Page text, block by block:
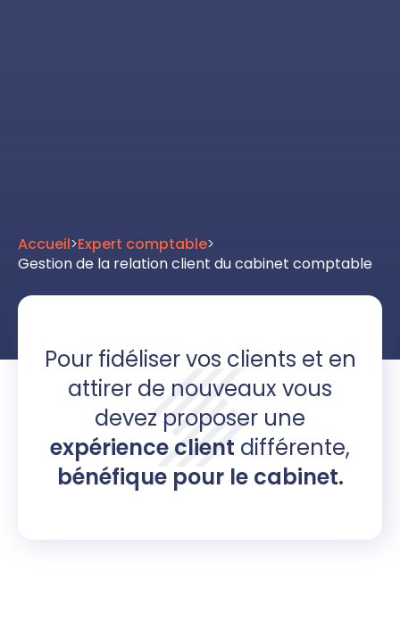
Accueil>Expert comptable>
Gestion de la relation client du cabinet comptable
Pour fidéliser vos clients et en
attirer de nouveaux vous
devez proposer une
expérience client différente,
bénéfique pour le cabinet.